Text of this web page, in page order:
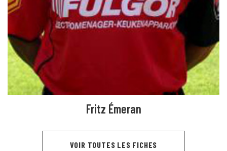
Fritz Émeran
VOIR TOUTES LES FICHES